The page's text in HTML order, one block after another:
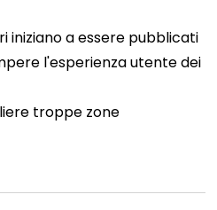
iniziano a essere pubblicati
l'esperienza utente dei
troppe zone